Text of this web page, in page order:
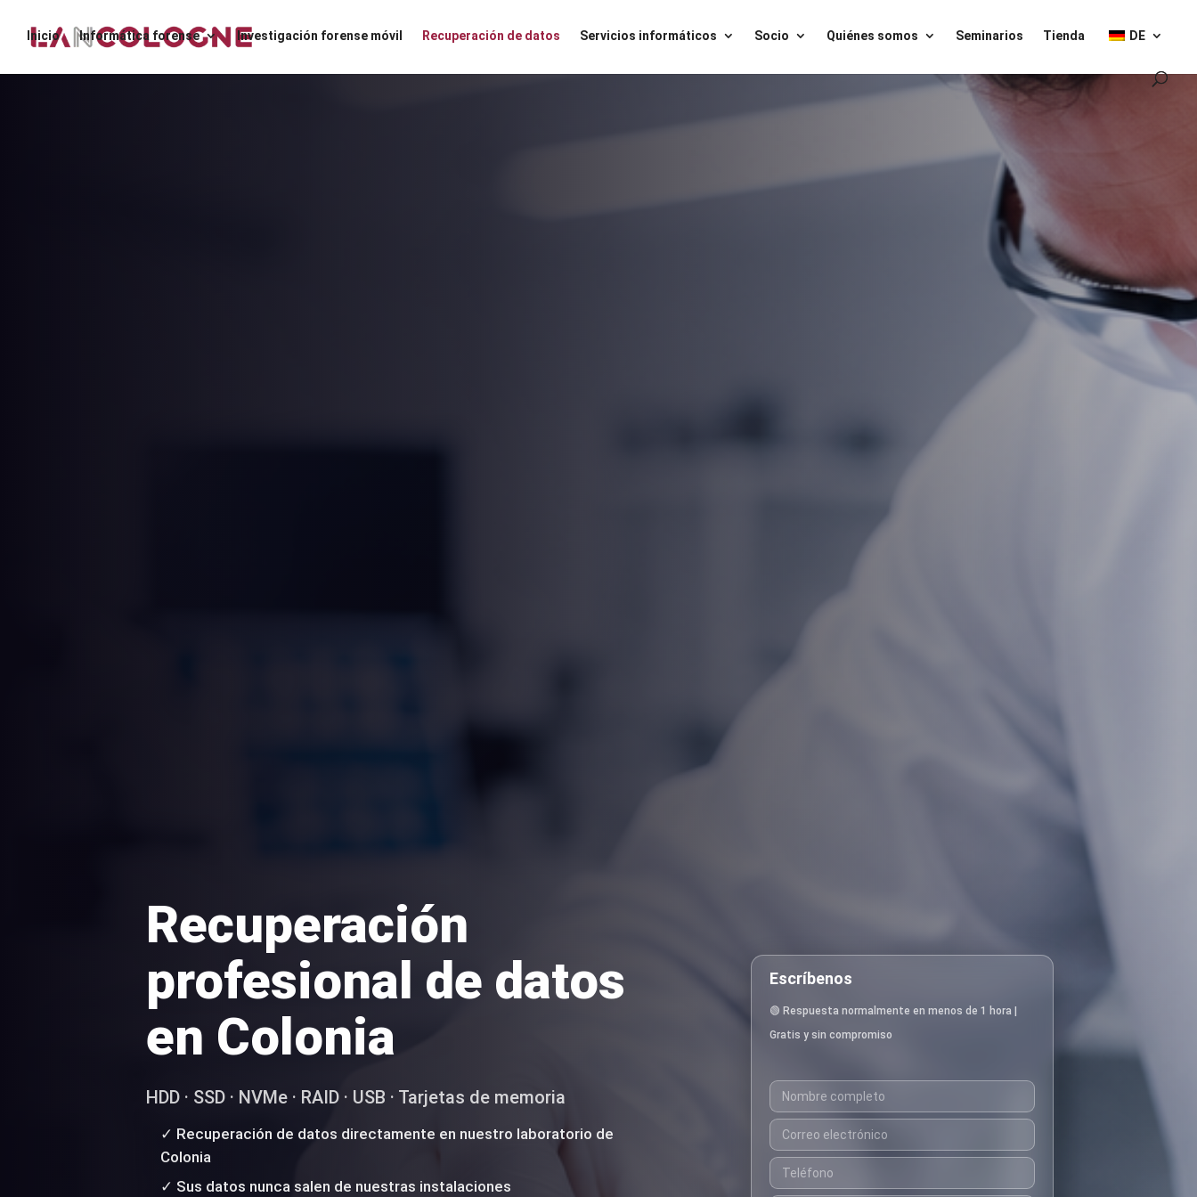
Inicio Informática forense Investigación forense móvil Recuperación de datos Servicios informáticos Socio Quiénes somos Seminarios Tienda DE
Recuperación
profesional de datos
en Colonia
HDD · SSD · NVMe · RAID · USB · Tarjetas de memoria
✓ Recuperación de datos directamente en nuestro laboratorio de
Colonia
✓ Sus datos nunca salen de nuestras instalaciones
Escríbenos
🟢 Respuesta normalmente en menos de 1 hora |
Gratis y sin compromiso